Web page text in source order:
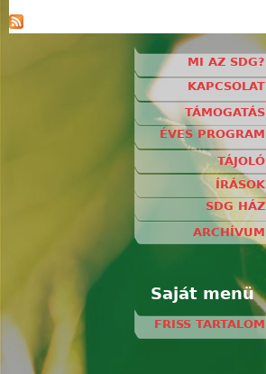
MI AZ SDG?
KAPCSOLAT
TÁMOGATÁS
ÉVES PROGRAM
TÁJOLÓ
ÍRÁSOK
SDG HÁZ
ARCHÍVUM
Saját menü
FRISS TARTALOM